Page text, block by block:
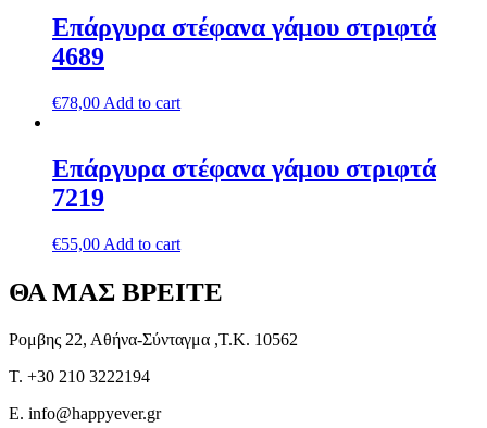
Επάργυρα στέφανα γάμου στριφτά
4689
€78,00 Add to cart
Επάργυρα στέφανα γάμου στριφτά
7219
€55,00 Add to cart
ΘΑ ΜΑΣ ΒΡΕΙΤΕ
Ρομβης 22, Αθήνα-Σύνταγμα ,Τ.Κ. 10562
T. +30 210 3222194
E. info@happyever.gr